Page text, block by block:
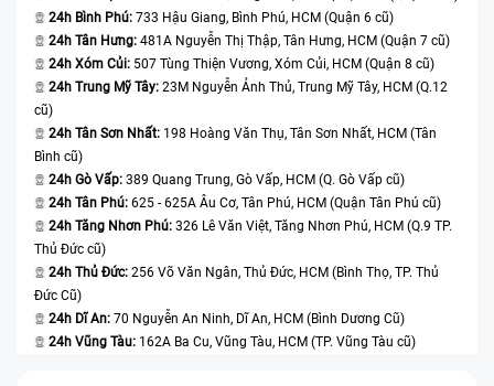
Note 10 Plus N975 có thể quan sát toàn bộ quá trình
tại trung tâm.
Kiểm tra máy, chẩn đoán lỗi miễn phí.
Vệ sinh máy và cài đặt phần mềm miễn phí.
Giảm giá với đối tượng học sinh - sinh viên hoặc tài xế
công nghệ.
Trong thời gian sửa chữa, khách hàng có nhu cầu sử
dụng điện thoại khác thì trung tâm sẵn sàng hỗ trợ cho
bạn.
Trang thiết bị công nghệ sửa chữa được đầu tư hiện
24h Bình Phú: 733 Hậu Giang, Bình Phú, HCM (Quận 6 cũ)
24h Tân Hưng: 481A Nguyễn Thị Thập, Tân Hưng, HCM (Quận 7 cũ)
24h Xóm Củi: 507 Tùng Thiện Vương, Xóm Củi, HCM (Quận 8 cũ)
24h Trung Mỹ Tây: 23M Nguyễn Ảnh Thủ, Trung Mỹ Tây, HCM (Q.12
cũ)
24h Tân Sơn Nhất: 198 Hoàng Văn Thụ, Tân Sơn Nhất, HCM (Tân
Bình cũ)
24h Gò Vấp: 389 Quang Trung, Gò Vấp, HCM (Q. Gò Vấp cũ)
24h Tân Phú: 625 - 625A Âu Cơ, Tân Phú, HCM (Quận Tân Phú cũ)
24h Tăng Nhơn Phú: 326 Lê Văn Việt, Tăng Nhơn Phú, HCM (Q.9 TP.
Thủ Đức cũ)
24h Thủ Đức: 256 Võ Văn Ngân, Thủ Đức, HCM (Bình Thọ, TP. Thủ
Đức Cũ)
24h Dĩ An: 70 Nguyễn An Ninh, Dĩ An, HCM (Bình Dương Cũ)
24h Vũng Tàu: 162A Ba Cu, Vũng Tàu, HCM (TP. Vũng Tàu cũ)